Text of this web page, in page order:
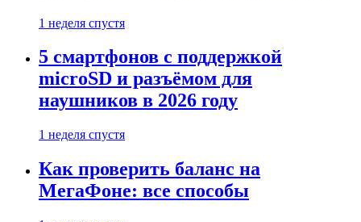
1 неделя спустя
5 смартфонов с поддержкой
microSD и разъёмом для
наушников в 2026 году
1 неделя спустя
Как проверить баланс на
МегаФоне: все способы